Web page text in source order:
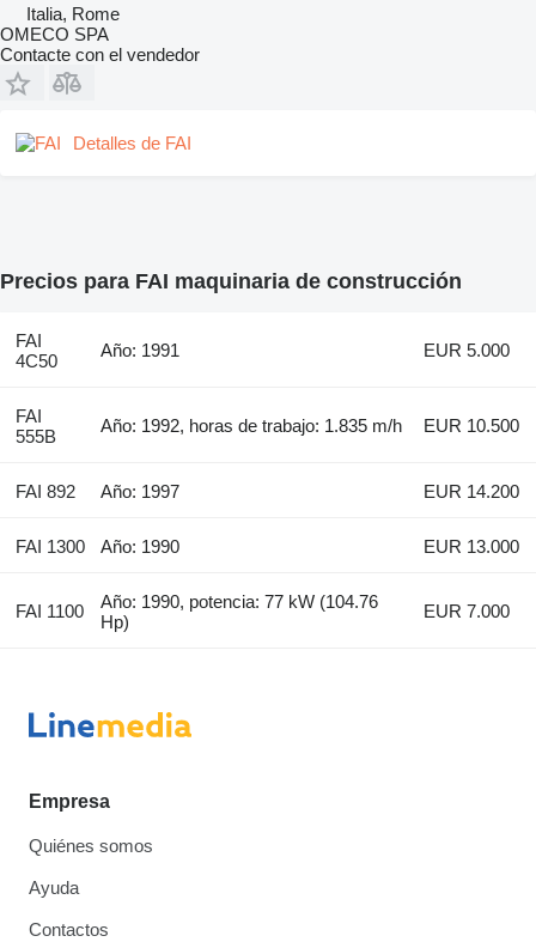
Italia, Rome
OMECO SPA
Contacte con el vendedor
Detalles de FAI
Precios para FAI maquinaria de construcción
FAI
4C50
Año: 1991 EUR 5.000
FAI
555B
Año: 1992, horas de trabajo: 1.835 m/h EUR 10.500
FAI 892 Año: 1997 EUR 14.200
FAI 1300 Año: 1990 EUR 13.000
FAI 1100
Año: 1990, potencia: 77 kW (104.76
Hp)
EUR 7.000
Empresa
Quiénes somos
Ayuda
Contactos